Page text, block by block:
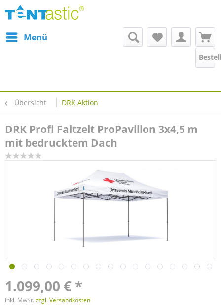
Menü
Übersicht DRK Aktion
DRK Profi Faltzelt ProPavillon 3x4,5 m
mit bedrucktem Dach
1.099,00 € *
inkl. MwSt. zzgl. Versandkosten